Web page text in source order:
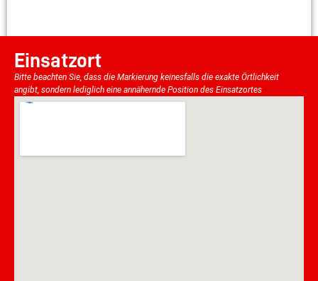
Einsatzort
Bitte beachten Sie, dass die Markierung keinesfalls die exakte Örtlichkeit
angibt, sondern lediglich eine annähernde Position des Einsatzortes